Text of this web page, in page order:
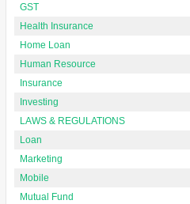
GST
Health Insurance
Home Loan
Human Resource
Insurance
Investing
LAWS & REGULATIONS
Loan
Marketing
Mobile
Mutual Fund